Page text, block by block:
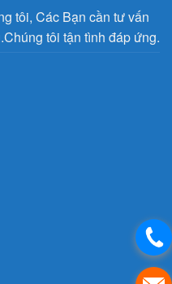
tôi, Các Bạn cần tư vấn
tôi tận tình đáp ứng.